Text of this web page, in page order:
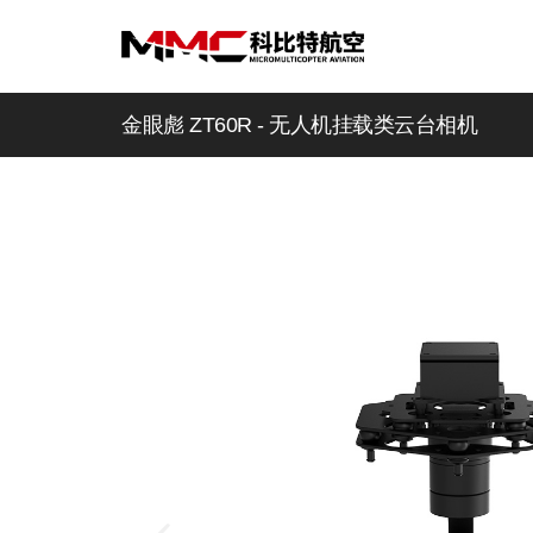
金眼彪 ZT60R - 无人机挂载类云台相机